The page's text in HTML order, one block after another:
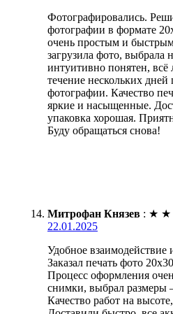
Фотографировались.
фотографии в формате
очень простым и
загрузила фото,
интуитивно понятен, всё
течение нескольких дней
фотографии. Качество
яркие и насыщенные.
упаковка хорошая.
Буду обращаться снова!
Митрофан Князев : ★ ★
22.01.2025
Удобное взаимодействие
Заказал печать фото
Процесс оформления
снимки, выбрал размеры
Качество работ на